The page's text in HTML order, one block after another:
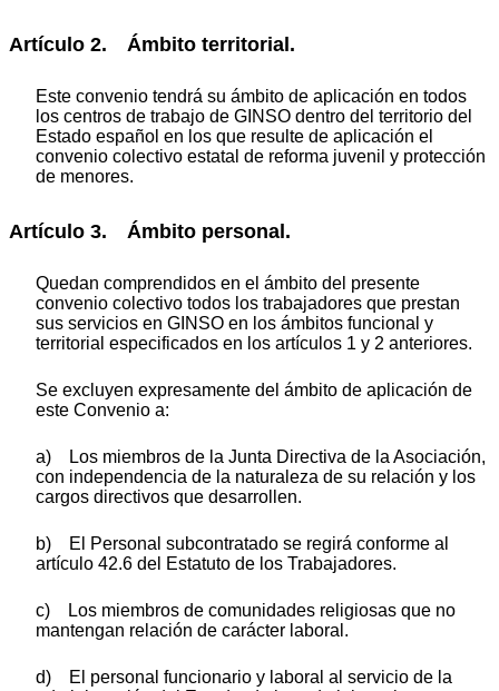
Artículo 2. Ámbito territorial.
Este convenio tendrá su ámbito de aplicación en todos
los centros de trabajo de GINSO dentro del territorio del
Estado español en los que resulte de aplicación el
convenio colectivo estatal de reforma juvenil y protección
de menores.
Artículo 3. Ámbito personal.
Quedan comprendidos en el ámbito del presente
convenio colectivo todos los trabajadores que prestan
sus servicios en GINSO en los ámbitos funcional y
territorial especificados en los artículos 1 y 2 anteriores.
Se excluyen expresamente del ámbito de aplicación de
este Convenio a:
a) Los miembros de la Junta Directiva de la Asociación,
con independencia de la naturaleza de su relación y los
cargos directivos que desarrollen.
b) El Personal subcontratado se regirá conforme al
artículo 42.6 del Estatuto de los Trabajadores.
c) Los miembros de comunidades religiosas que no
mantengan relación de carácter laboral.
d) El personal funcionario y laboral al servicio de la